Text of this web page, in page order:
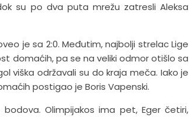
su po dva puta mrežu zatresli Aleksa
je sa 2:0. Međutim, najbolji strelac Lige
domaćih, pa se na veliki odmor otišlo sa
viška održavali su do kraja meča. Iako je
postigao je Boris Vapenski.
Olimpijakos ima pet, Eger četiri,